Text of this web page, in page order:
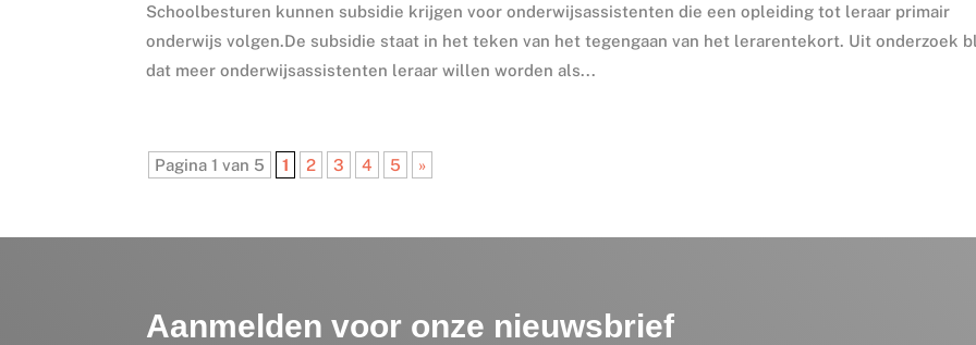
Schoolbesturen kunnen subsidie krijgen voor onderwijsassistenten die een opleiding tot leraar primair
onderwijs volgen.De subsidie staat in het teken van het tegengaan van het lerarentekort. Uit onderzoek
dat meer onderwijsassistenten leraar willen worden als...
Pagina 1 van 5 1 2 3 4 5 »
Aanmelden voor onze nieuwsbrief